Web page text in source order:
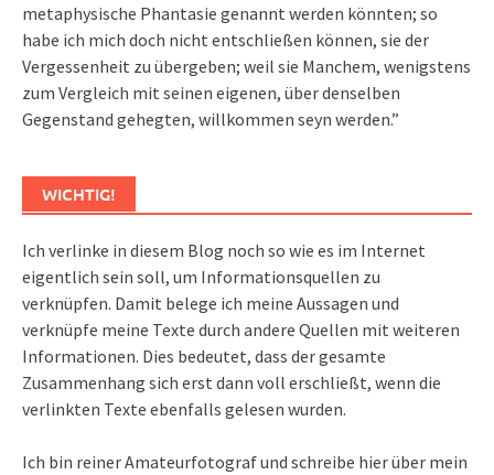
metaphysische Phantasie genannt werden könnten; so
habe ich mich doch nicht entschließen können, sie der
Vergessenheit zu übergeben; weil sie Manchem, wenigstens
zum Vergleich mit seinen eigenen, über denselben
Gegenstand gehegten, willkommen seyn werden.”
WICHTIG!
Ich verlinke in diesem Blog noch so wie es im Internet
eigentlich sein soll, um Informationsquellen zu
verknüpfen. Damit belege ich meine Aussagen und
verknüpfe meine Texte durch andere Quellen mit weiteren
Informationen. Dies bedeutet, dass der gesamte
Zusammenhang sich erst dann voll erschließt, wenn die
verlinkten Texte ebenfalls gelesen wurden.
Ich bin reiner Amateurfotograf und schreibe hier über mein